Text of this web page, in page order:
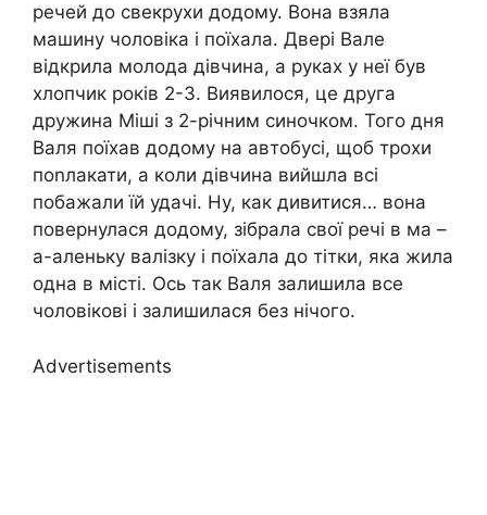
речей до свекрухи додому. Вона взяла
машину чоловіка і поїхала. Двері Вале
відкрила молода дівчина, а руках у неї був
хлопчик років 2-3. Виявилося, це друга
дружина Міші з 2-річним синочком. Того дня
Валя поїхав додому на автобусі, щоб трохи
поnлакати, а коли дівчина вийшла всі
побажали їй удачі. Ну, как дивитися… вона
повернулася додому, зібрала свої речі в ма –
а-аленьку валізку і поїхала до тітки, яка жила
одна в місті. Ось так Валя залишила все
чоловікові і залишилася без нічого.
Advertisements